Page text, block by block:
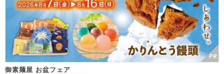
御素麺屋 お盆フェア